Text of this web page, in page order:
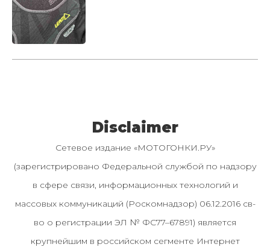
Disclaimer
Сетевое издание «МОТОГОНКИ.РУ»
(зарегистрировано Федеральной службой по надзору
в сфере связи, информационных технологий и
массовых коммуникаций (Роскомнадзор) 06.12.2016 св-
во о регистрации ЭЛ № ФС77–67891) является
крупнейшим в российском сегменте Интернет